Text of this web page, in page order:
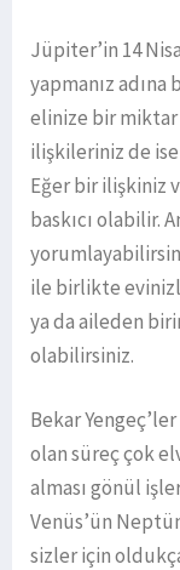
Jüpiter’in 14
yapmanız
elinize bir miktar
ilişkileriniz de
Eğer bir ilişkiniz
baskıcı olabilir.
ile birlikte
ya da aileden
olabilirsiniz.
Bekar
olan süreç çok
alması gönül
Venüs’ün
sizler için